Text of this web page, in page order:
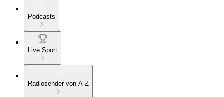
Podcasts
Live Sport
Radiosender von A-Z